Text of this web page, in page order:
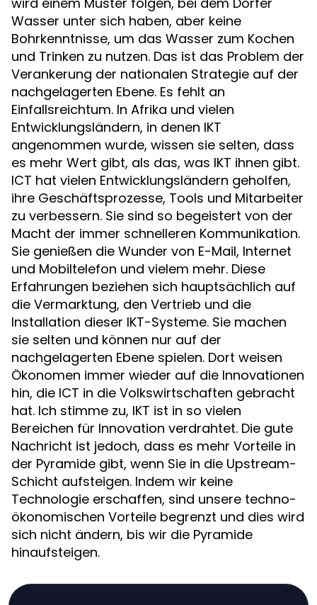
Wasser unter sich haben, aber keine
Bohrkenntnisse, um das Wasser zum Kochen
und Trinken zu nutzen. Das ist das Problem der
Verankerung der nationalen Strategie auf der
nachgelagerten Ebene. Es fehlt an
Einfallsreichtum. In Afrika und vielen
Entwicklungsländern, in denen IKT
angenommen wurde, wissen sie selten, dass
es mehr Wert gibt, als das, was IKT ihnen gibt.
ICT hat vielen Entwicklungsländern geholfen,
ihre Geschäftsprozesse, Tools und Mitarbeiter
zu verbessern. Sie sind so begeistert von der
Macht der immer schnelleren Kommunikation.
Sie genießen die Wunder von E-Mail, Internet
und Mobiltelefon und vielem mehr. Diese
Erfahrungen beziehen sich hauptsächlich auf
die Vermarktung, den Vertrieb und die
Installation dieser IKT-Systeme. Sie machen
sie selten und können nur auf der
nachgelagerten Ebene spielen. Dort weisen
Ökonomen immer wieder auf die Innovationen
hin, die ICT in die Volkswirtschaften gebracht
hat. Ich stimme zu, IKT ist in so vielen
Bereichen für Innovation verdrahtet. Die gute
Nachricht ist jedoch, dass es mehr Vorteile in
der Pyramide gibt, wenn Sie in die Upstream-
Schicht aufsteigen. Indem wir keine
Technologie erschaffen, sind unsere techno-
ökonomischen Vorteile begrenzt und dies wird
sich nicht ändern, bis wir die Pyramide
hinaufsteigen.